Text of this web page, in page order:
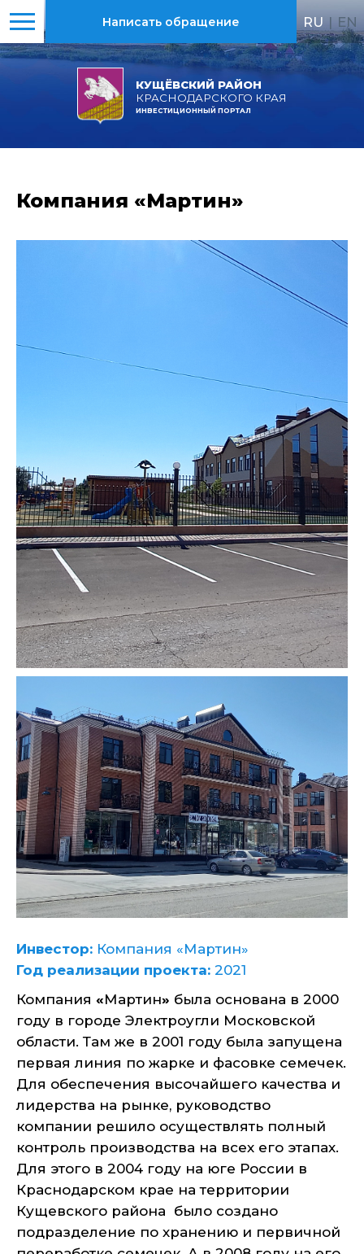
КУЩЁВСКИЙ РАЙОН
КРАСНОДАРСКОГО КРАЯ
ИНВЕСТИЦИОННЫЙ ПОРТАЛ
Написать обращение RU | EN
Компания «Мартин»
Инвестор: Компания «Мартин»
Год реализации проекта: 2021
Компания «Мартин» была основана в 2000
году в городе Электроугли Московской
области. Там же в 2001 году была запущена
первая линия по жарке и фасовке семечек.
Для обеспечения высочайшего качества и
лидерства на рынке, руководство
компании решило осуществлять полный
контроль производства на всех его этапах.
Для этого в 2004 году на юге России в
Краснодарском крае на территории
Кущевского района было создано
подразделение по хранению и первичной